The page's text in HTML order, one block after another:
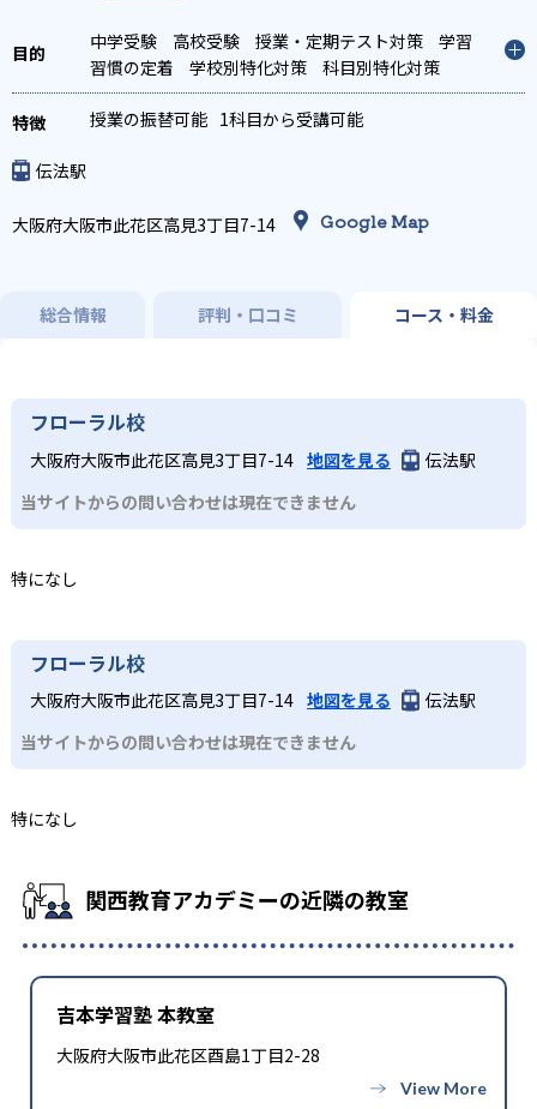
中学受験 高校受験 授業・定期テスト対策
学習
習慣の定着
学校別特化対策 科目別特化対策
授業の振替可能 1科目から受講可能
伝法駅
大阪府大阪市此花区高見3丁目7-14 Google Map
総合情報 評判・口コミ コース・料金
フローラル校
大阪府大阪市此花区高見3丁目7-14 地図を見る
伝法駅
当サイトからの問い合わせは現在できません
特になし
フローラル校
大阪府大阪市此花区高見3丁目7-14 地図を見る
伝法駅
当サイトからの問い合わせは現在できません
特になし
関西教育アカデミーの近隣の教室
吉本学習塾 本教室
大阪府大阪市此花区酉島1丁目2-28